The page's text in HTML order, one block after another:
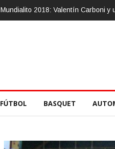
Calvario Race 2018, 10 de
FÚTBOL BASQUET